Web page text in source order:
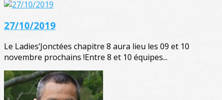
27/10/2019
Le Ladies’Jonctées chapitre 8 aura lieu les 09 et 10
novembre prochains !Entre 8 et 10 équipes...